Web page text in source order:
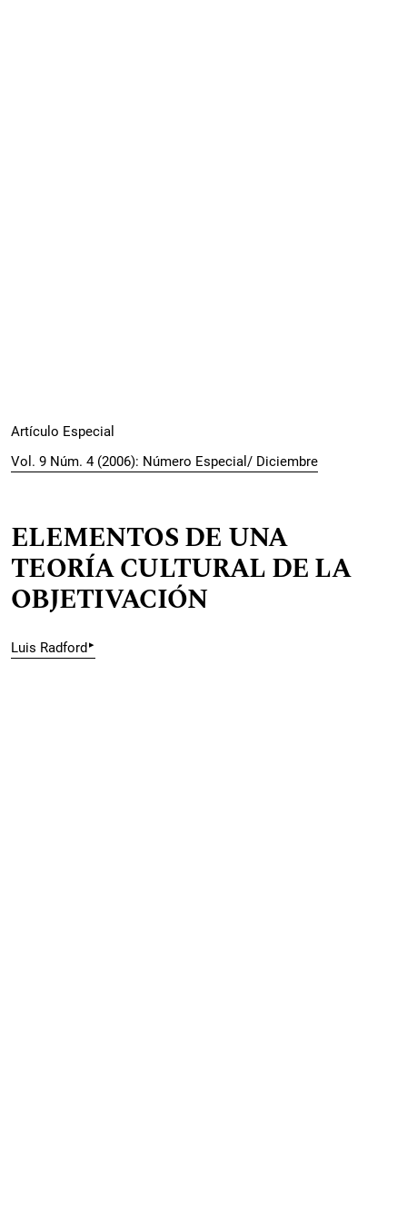
Artículo Especial
Vol. 9 Núm. 4 (2006): Número Especial/ Diciembre
ELEMENTOS DE UNA
TEORÍA CULTURAL DE LA
OBJETIVACIÓN
Luis Radford▸